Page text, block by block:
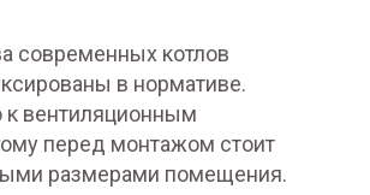
современных котлов
в нормативе.
к вентиляционным
перед монтажом стоит
размерами помещения.